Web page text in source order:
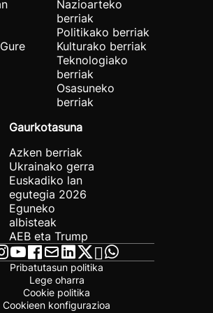
Nazioarteko
berriak
Politikako berriak
Kulturako berriak
Teknologiako
berriak
Osasuneko
berriak
Gaurkotasuna
Azken berriak
Ukrainako gerra
Euskadiko lan
egutegia 2026
Eguneko
albisteak
AEB eta Trump
Pribatutasun politika
Lege oharra
Cookie politika
Cookieen konfigurazioa